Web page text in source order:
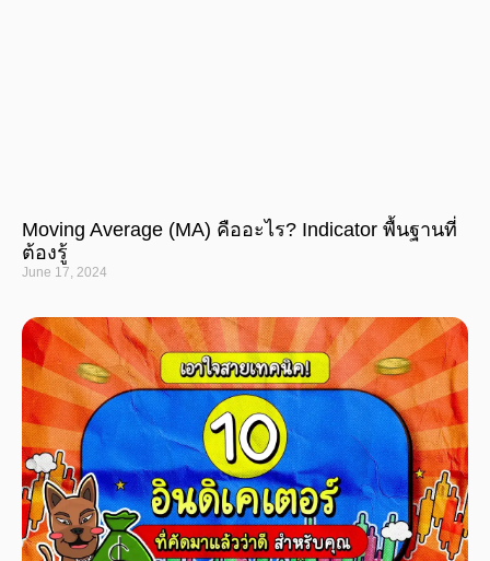
Moving Average (MA) คืออะไร? Indicator พื้นฐานที่
ต้องรู้
June 17, 2024